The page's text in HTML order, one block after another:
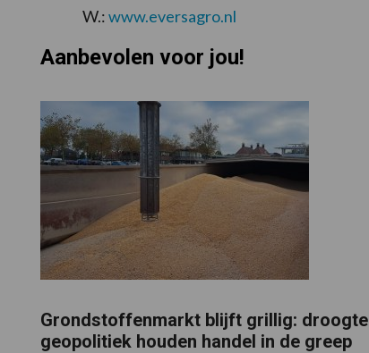
W.:www.eversagro.nl
Aanbevolen voor jou!
Grondstoffenmarkt blijft grillig: droogte
geopolitiek houden handel in de greep